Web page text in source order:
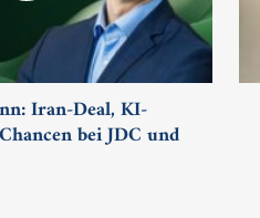
Iran-Deal, KI-
bei JDC und